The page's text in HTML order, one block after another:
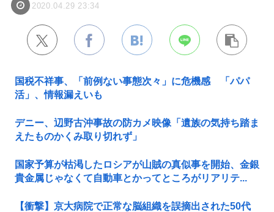
2020.04.29 23:34
国税不祥事、「前例ない事態次々」に危機感 「パパ
活」、情報漏えいも
デニー、辺野古沖事故の防カメ映像「遺族の気持ち踏ま
えたものかくみ取り切れず」
国家予算が枯渇したロシアが山賊の真似事を開始、金銀
貴金属じゃなくて自動車とかってところがリアリテ...
【衝撃】京大病院で正常な脳組織を誤摘出された50代